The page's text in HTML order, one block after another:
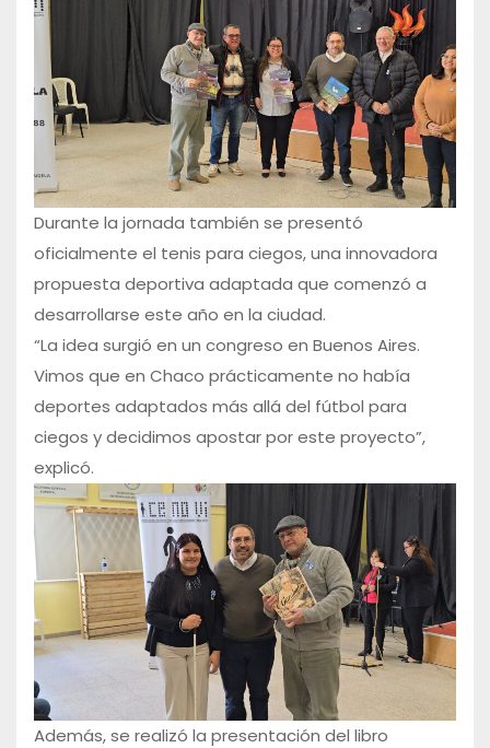
Durante la jornada también se presentó
oficialmente el tenis para ciegos, una innovadora
propuesta deportiva adaptada que comenzó a
desarrollarse este año en la ciudad.
“La idea surgió en un congreso en Buenos Aires.
Vimos que en Chaco prácticamente no había
deportes adaptados más allá del fútbol para
ciegos y decidimos apostar por este proyecto”,
explicó.
Además, se realizó la presentación del libro